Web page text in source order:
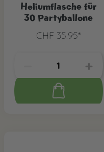
Heliumflasche für
30 Partyballone
CHF 35.95*